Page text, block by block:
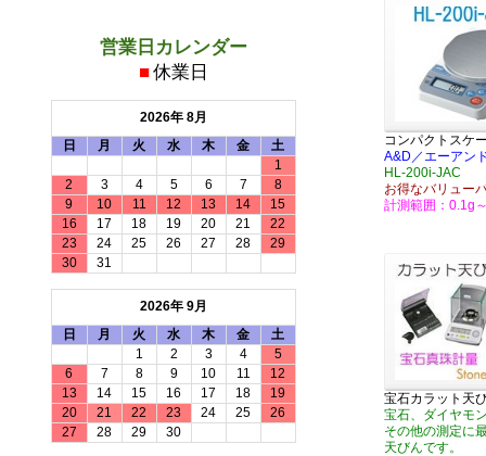
コンパクトスケ
A&D／エーアン
HL-200i-JAC
お得なバリュー
計測範囲：0.1g
宝石カラット天
宝石、ダイヤモ
その他の測定に
天びんです。
営業日カレンダー
■休業日
2026年 8月
日
月 火 水 木 金
土
1
2
3 4 5 6 7
8
9
10 11 12 13 14
15
16
17 18 19 20 21
22
23
24 25 26 27 28
29
30
31
2026年 9月
日
月 火 水 木 金
土
1
2 3 4
5
6
7 8 9 10 11
12
13
14 15 16 17 18
19
20
21 22 23 24 25
26
27
28 29 30